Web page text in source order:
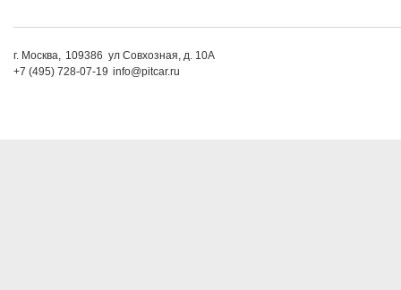
г. Москва, 109386 ул Совхозная, д. 10А
+7 (495) 728-07-19 info@pitcar.ru